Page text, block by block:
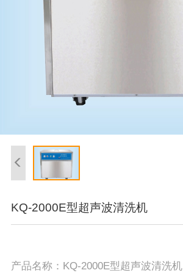
KQ-2000E型超声波清洗机
产品名称：KQ-2000E型超声波清洗机